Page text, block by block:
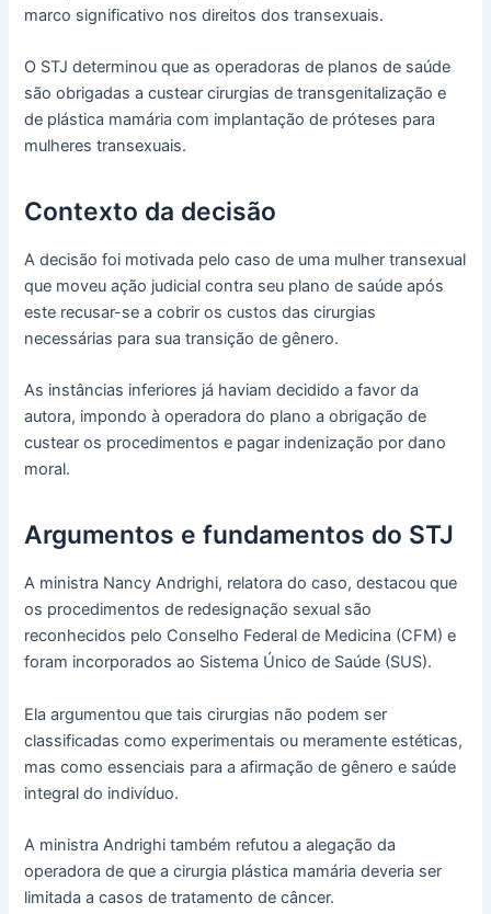
marco significativo nos direitos dos transexuais.
O STJ determinou que as operadoras de planos de saúde
são obrigadas a custear cirurgias de transgenitalização e
de plástica mamária com implantação de próteses para
mulheres transexuais.
Contexto da decisão
A decisão foi motivada pelo caso de uma mulher transexual
que moveu ação judicial contra seu plano de saúde após
este recusar-se a cobrir os custos das cirurgias
necessárias para sua transição de gênero.
As instâncias inferiores já haviam decidido a favor da
autora, impondo à operadora do plano a obrigação de
custear os procedimentos e pagar indenização por dano
moral.
Argumentos e fundamentos do STJ
A ministra Nancy Andrighi, relatora do caso, destacou que
os procedimentos de redesignação sexual são
reconhecidos pelo Conselho Federal de Medicina (CFM) e
foram incorporados ao Sistema Único de Saúde (SUS).
Ela argumentou que tais cirurgias não podem ser
classificadas como experimentais ou meramente estéticas,
mas como essenciais para a afirmação de gênero e saúde
integral do indivíduo.
A ministra Andrighi também refutou a alegação da
operadora de que a cirurgia plástica mamária deveria ser
limitada a casos de tratamento de câncer.